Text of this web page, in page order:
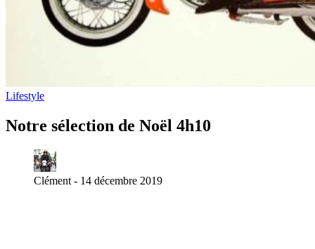
Lifestyle
Notre sélection de Noël 4h10
Clément - 14 décembre 2019